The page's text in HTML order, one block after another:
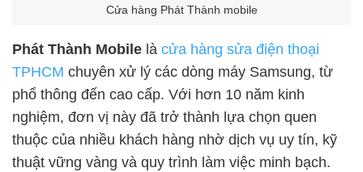
Cửa hàng Phát Thành mobile
Phát Thành Mobile là cửa hàng sửa điện thoại
TPHCM chuyên xử lý các dòng máy Samsung, từ
phổ thông đến cao cấp. Với hơn 10 năm kinh
nghiệm, đơn vị này đã trở thành lựa chọn quen
thuộc của nhiều khách hàng nhờ dịch vụ uy tín, kỹ
thuật vững vàng và quy trình làm việc minh bạch.